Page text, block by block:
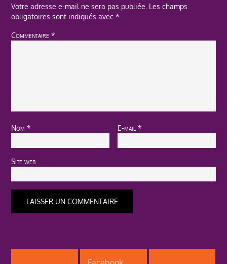
Votre adresse e-mail ne sera pas publiée. Les champs
obligatoires sont indiqués avec*
Commentaire*
Nom* E-mail*
Site web